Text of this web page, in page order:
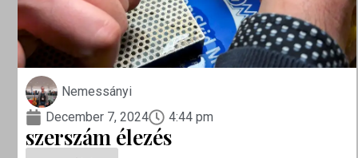
Nemessányi
December 7, 2024
4:44 pm
szerszám élezés